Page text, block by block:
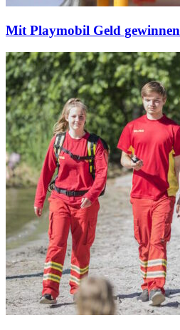
Mit Playmobil Geld gewinnen